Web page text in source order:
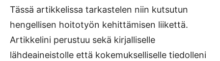
Tässä artikkelissa tarkastelen niin kutsutun
hengellisen hoitotyön kehittämisen liikettä.
Artikkelini perustuu sekä kirjalliselle
lähdeaineistolle että kokemukselliselle tiedolleni